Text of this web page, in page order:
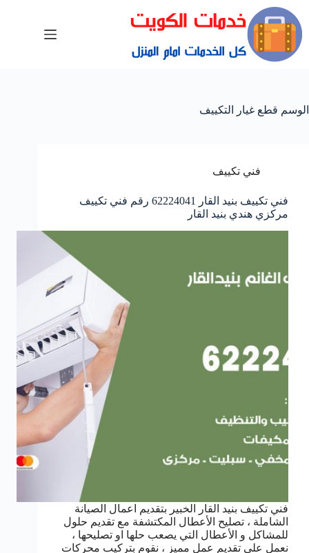
الوسم قطع غيار التكييف
فني تكييف
فني تكييف بنيد القار 62224041 رقم فني تكييف
مركزي هندي بنيد القار
فني تكييف بنيد القار الخبير بتقديم اعمال الصيانة
الشاملة ، تصليح الأعطال المكتشفة مع تقديم حلول
للمشاكل و الأعطال التي يصعب حلها او تصليحها ،
نعمل على تقديم عمل مميز ، نقوم بتركيب محركات